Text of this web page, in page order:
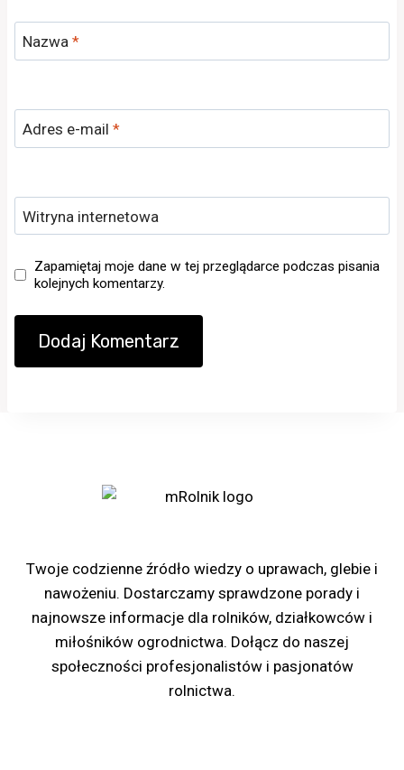
Nazwa *
Adres e-mail *
Witryna internetowa
Zapamiętaj moje dane w tej przeglądarce podczas pisania
kolejnych komentarzy.
Twoje codzienne źródło wiedzy o uprawach, glebie i
nawożeniu. Dostarczamy sprawdzone porady i
najnowsze informacje dla rolników, działkowców i
miłośników ogrodnictwa. Dołącz do naszej
społeczności profesjonalistów i pasjonatów
rolnictwa.